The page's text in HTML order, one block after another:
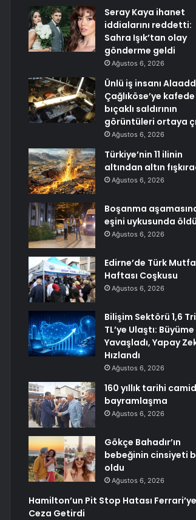
Seray Kaya ihanet
iddialarını reddetti:
Sahra Işık’tan olay
gönderme geldi
Ağustos 6, 2026
Ünlü iş insanı
Çağlıköse’ye kafede
bıçaklı saldırının
görüntüleri ortaya
Ağustos 6, 2026
Türkiye’nin 11 ilinin
altından altın
Ağustos 6, 2026
Boşanma
eşini uykusunda
Ağustos 6, 2026
Edirne’de Türk
Haftası Coşkusu
Ağustos 6, 2026
Bilişim Sektörü 1,6
TL’ye Ulaştı: Büyüme
Yavaşladı, Yapay
Hızlandı
Ağustos 6, 2026
160 yıllık tarihi
bayramlaşma
Ağustos 6, 2026
Gökçe Bahadır’ın
bebeğinin cinsiyeti
oldu
Ağustos 6, 2026
Hamilton’un Pit Stop Hatası Ferrari’ye
Ceza Getirdi